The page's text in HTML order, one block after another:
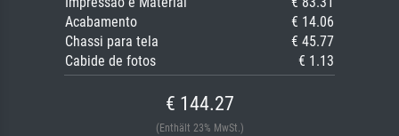
Acabamento
€ 14.06
Chassi para tela
€ 45.77
Cabide de fotos
€ 1.13
€ 144.27
(Enthält 23% MwSt.)